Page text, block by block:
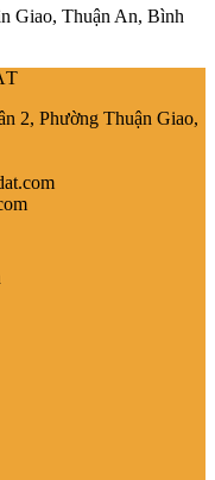
Giao, Thuận An, Bình
2, Phường Thuận Giao,